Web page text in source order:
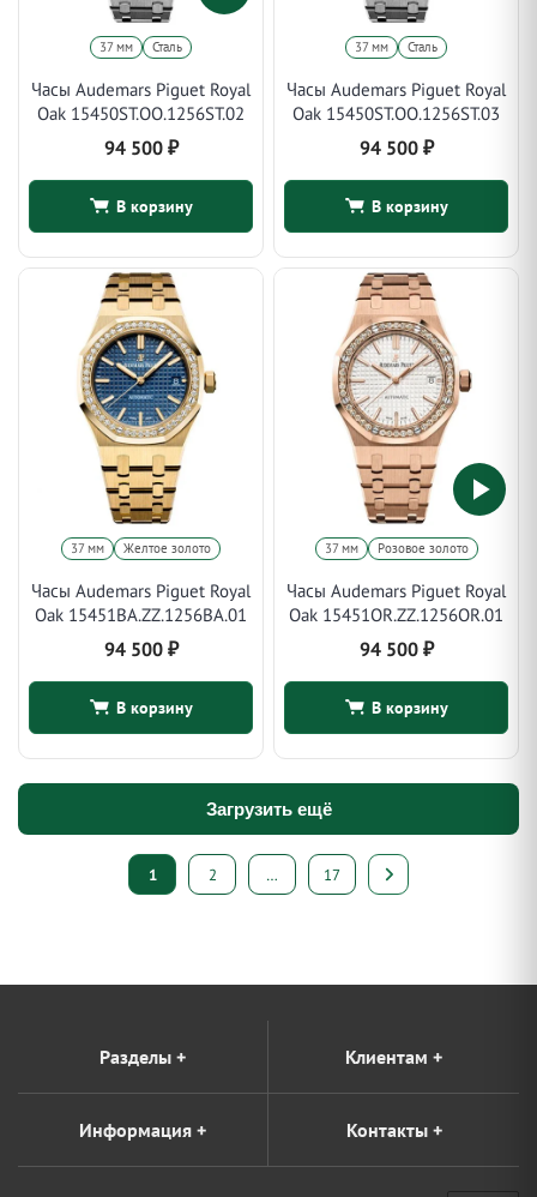
37 мм Сталь
Часы Audemars Piguet Royal
Oak 15450ST.OO.1256ST.02
94 500 ₽
В корзину
37 мм Сталь
Часы Audemars Piguet Royal
Oak 15450ST.OO.1256ST.03
94 500 ₽
В корзину
37 мм Желтое золото
Часы Audemars Piguet Royal
Oak 15451BA.ZZ.1256BA.01
94 500 ₽
В корзину
37 мм Розовое золото
Часы Audemars Piguet Royal
Oak 15451OR.ZZ.1256OR.01
94 500 ₽
В корзину
Загрузить ещё
Пагинация
1 2 … 17
Разделы + Клиентам +
Информация + Контакты+